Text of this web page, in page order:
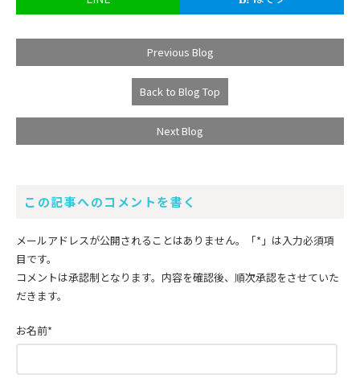
Previous Blog
Back to Blog Top
Next Blog
この記事へのコメントを書く
メールアドレスが公開されることはありません。 「*」 は入力必須項
目です。
コメントは承認制となります。内容を確認後、順次承認をさせていた
だきます。
お名前*